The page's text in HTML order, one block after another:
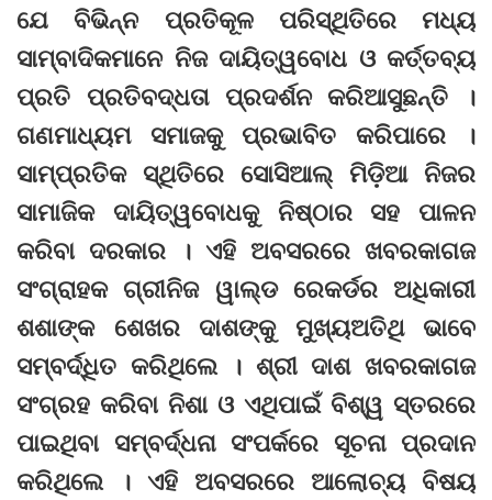
ଯେ ବିଭିନ୍ନ ପ୍ରତିକୂଳ ପରିସ୍ଥିତିରେ ମଧ୍ୟ
ସାମ୍ବାଦିକମାନେ ନିଜ ଦାୟିତ୍ୱବୋଧ ଓ କର୍ତ୍ତବ୍ୟ
ପ୍ରତି ପ୍ରତିବଦ୍ଧତା ପ୍ରଦର୍ଶନ କରିଆସୁଛନ୍ତି ।
ଗଣମାଧ୍ୟମ ସମାଜକୁ ପ୍ରଭାବିତ କରିପାରେ ।
ସାମ୍ପ୍ରତିକ ସ୍ଥିତିରେ ସୋସିଆଲ୍ ମିଡ଼ିଆ ନିଜର
ସାମାଜିକ ଦାୟିତ୍ୱବୋଧକୁ ନିଷ୍ଠାର ସହ ପାଳନ
କରିବା ଦରକାର । ଏହି ଅବସରରେ ଖବରକାଗଜ
ସଂଗ୍ରାହକ ଗ୍ରୀନିଜ ୱାଲ୍ଡ ରେକର୍ଡର ଅଧିକାରୀ
ଶଶାଙ୍କ ଶେଖର ଦାଶଙ୍କୁ ମୁଖ୍ୟଅତିଥି ଭାବେ
ସମ୍ବର୍ଦ୍ଧିତ କରିଥିଲେ । ଶ୍ରୀ ଦାଶ ଖବରକାଗଜ
ସଂଗ୍ରହ କରିବା ନିଶା ଓ ଏଥିପାଇଁ ବିଶ୍ୱ ସ୍ତରରେ
ପାଇଥିବା ସମ୍ବର୍ଦ୍ଧନା ସଂପର୍କରେ ସୂଚନା ପ୍ରଦାନ
କରିଥିଲେ । ଏହି ଅବସରରେ ଆଲୋଚ୍ୟ ବିଷୟ